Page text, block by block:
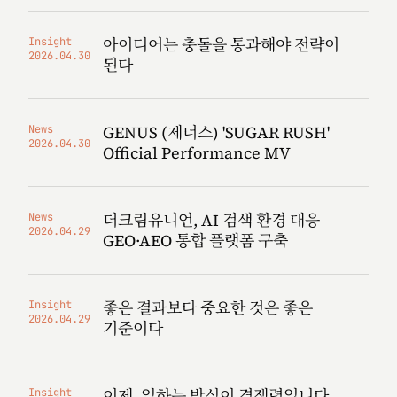
Insight
2026.04.30
아이디어는 충돌을 통과해야 전략이
된다
News
2026.04.30
GENUS (제너스) 'SUGAR RUSH'
Official Performance MV
News
2026.04.29
더크림유니언, AI 검색 환경 대응
GEO·AEO 통합 플랫폼 구축
Insight
2026.04.29
좋은 결과보다 중요한 것은 좋은
기준이다
Insight